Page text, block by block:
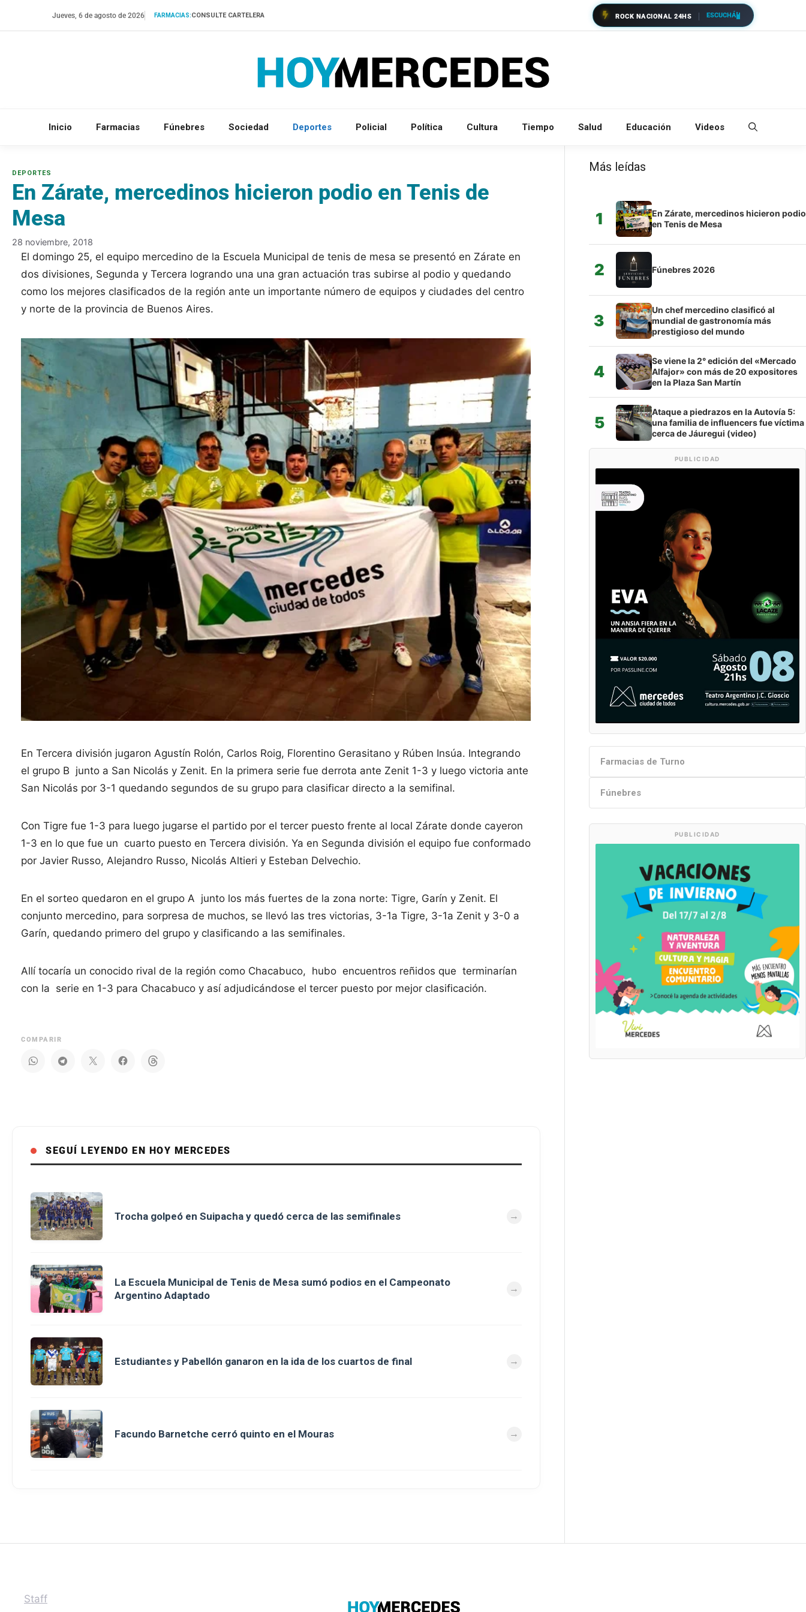
Jueves, 6 de agosto de 2026 FARMACIAS:CONSULTE CARTELERA ROCK NACIONAL 24HS ESCUCHÁ
Inicio Farmacias Fúnebres Sociedad Deportes Policial Política Cultura Tiempo Salud Educación Videos
En Zárate, mercedinos hicieron podio en Tenis de
Mesa
28 noviembre, 2018
El domingo 25, el equipo mercedino de la Escuela Municipal de tenis de mesa se presentó en Zárate en
dos divisiones, Segunda y Tercera logrando una una gran actuación tras subirse al podio y quedando
como los mejores clasificados de la región ante un importante número de equipos y ciudades del centro
y norte de la provincia de Buenos Aires.
En Tercera división jugaron Agustín Rolón, Carlos Roig, Florentino Gerasitano y Rúben Insúa. Integrando
el grupo B junto a San Nicolás y Zenit. En la primera serie fue derrota ante Zenit 1-3 y luego victoria ante
San Nicolás por 3-1 quedando segundos de su grupo para clasificar directo a la semifinal.
Con Tigre fue 1-3 para luego jugarse el partido por el tercer puesto frente al local Zárate donde cayeron
1-3 en lo que fue un cuarto puesto en Tercera división. Ya en Segunda división el equipo fue conformado
por Javier Russo, Alejandro Russo, Nicolás Altieri y Esteban Delvechio.
En el sorteo quedaron en el grupo A junto los más fuertes de la zona norte: Tigre, Garín y Zenit. El
conjunto mercedino, para sorpresa de muchos, se llevó las tres victorias, 3-1a Tigre, 3-1a Zenit y 3-0 a
Garín, quedando primero del grupo y clasificando a las semifinales.
Allí tocaría un conocido rival de la región como Chacabuco, hubo encuentros reñidos que terminarían
con la serie en 1-3 para Chacabuco y así adjudicándose el tercer puesto por mejor clasificación.
COMPARIR
SEGUÍ LEYENDO EN HOY MERCEDES
Trocha golpeó en Suipacha y quedó cerca de las semifinales
La Escuela Municipal de Tenis de Mesa sumó podios en el Campeonato
Argentino Adaptado
Estudiantes y Pabellón ganaron en la ida de los cuartos de final
Facundo Barnetche cerró quinto en el Mouras
Más leídas
1
En Zárate, mercedinos hicieron podio
en Tenis de Mesa
2 Fúnebres 2026
3
Un chef mercedino clasificó al
mundial de gastronomía más
prestigioso del mundo
4
Se viene la 2° edición del «Mercado
Alfajor» con más de 20 expositores
en la Plaza San Martín
5
Ataque a piedrazos en la Autovía 5:
una familia de influencers fue víctima
cerca de Jáuregui (video)
PUBLICIDAD
Farmacias de Turno
Fúnebres
PUBLICIDAD
Staff